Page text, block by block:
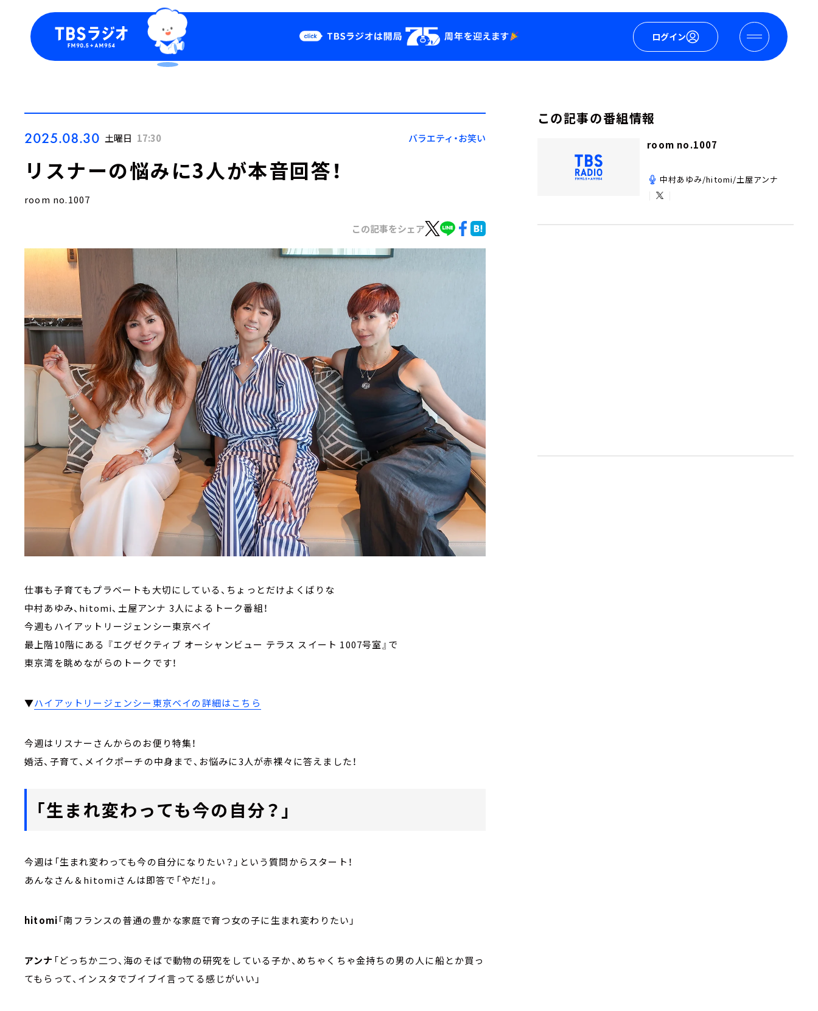
ログイン
Podcast
YouTube
会社情報
2025.08.30 土曜日 17:30 バラエティ・お笑い
リスナーの悩みに3人が本音回答！
room no.1007
この記事をシェア
仕事も子育てもプラベートも大切にしている、ちょっとだけよくばりな
中村あゆみ、hitomi、土屋アンナ 3人によるトーク番組！
今週もハイアットリージェンシー東京ベイ
最上階10階にある 『エグゼクティブ オーシャンビュー テラス スイート 1007号室』で
東京湾を眺めながらのトークです！
▼ハイアットリージェンシー東京ベイの詳細はこちら
今週はリスナーさんからのお便り特集！
婚活、子育て、メイクポーチの中身まで、お悩みに3人が赤裸々に答えました！
「生まれ変わっても今の自分？」
今週は「生まれ変わっても今の自分になりたい？」という質問からスタート！
あんなさん＆hitomiさんは即答で「やだ！」。
hitomi「南フランスの普通の豊かな家庭で育つ女の子に生まれ変わりたい」
アンナ 「どっちか二つ、海のそばで動物の研究をしている子か、めちゃくちゃ金持ちの男の人に船とか買っ
てもらって、インスタでブイブイ言ってる感じがいい」
この記事の番組情報
room no.1007
中村あゆみ/hitomi/土屋アンナ